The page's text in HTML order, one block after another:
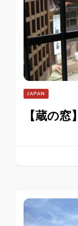
JAPAN
【蔵の窓】